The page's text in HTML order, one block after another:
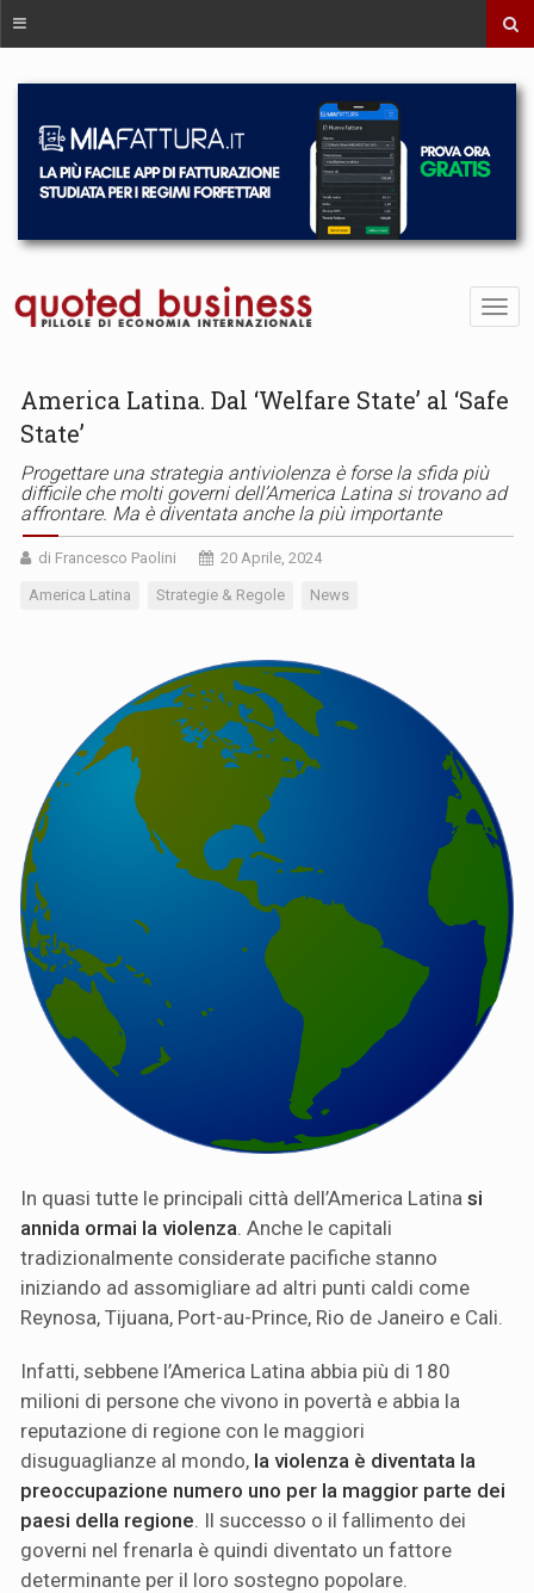
America Latina. Dal ‘Welfare State’ al ‘Safe
State’
Progettare una strategia antiviolenza è forse la sfida più
difficile che molti governi dell’America Latina si trovano ad
affrontare. Ma è diventata anche la più importante
di Francesco Paolini 20 Aprile, 2024
America Latina Strategie & Regole News
In quasi tutte le principali città dell’America Latina si
annida ormai la violenza . Anche le capitali
tradizionalmente considerate pacifiche stanno
iniziando ad assomigliare ad altri punti caldi come
Reynosa, Tijuana, Port-au-Prince, Rio de Janeiro e Cali.
Infatti, sebbene l’America Latina abbia più di 180
milioni di persone che vivono in povertà e abbia la
reputazione di regione con le maggiori
disuguaglianze al mondo, la violenza è diventata la
preoccupazione numero uno per la maggior parte dei
paesi della regione . Il successo o il fallimento dei
governi nel frenarla è quindi diventato un fattore
determinante per il loro sostegno popolare.